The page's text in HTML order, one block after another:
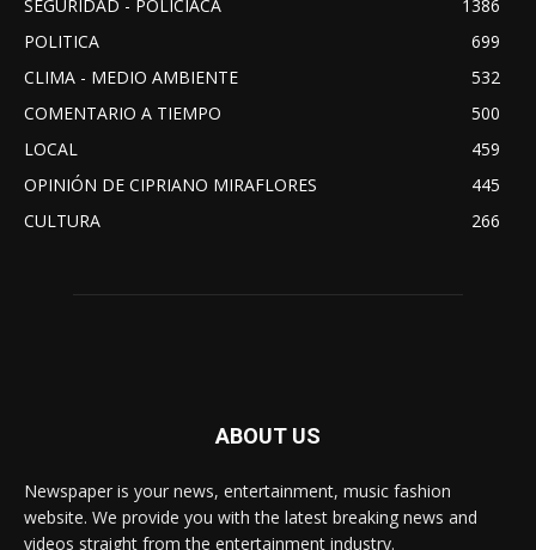
SEGURIDAD - POLICIACA
1386
POLITICA
699
CLIMA - MEDIO AMBIENTE
532
COMENTARIO A TIEMPO
500
LOCAL
459
OPINIÓN DE CIPRIANO MIRAFLORES
445
CULTURA
266
ABOUT US
Newspaper is your news, entertainment, music fashion
website. We provide you with the latest breaking news and
videos straight from the entertainment industry.